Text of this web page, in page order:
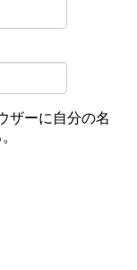
ザーに自分の名